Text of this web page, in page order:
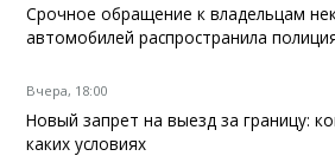
Срочное обращение к владельцам
автомобилей распространила
Вчера, 18:00
Новый запрет на выезд за границу:
каких условиях